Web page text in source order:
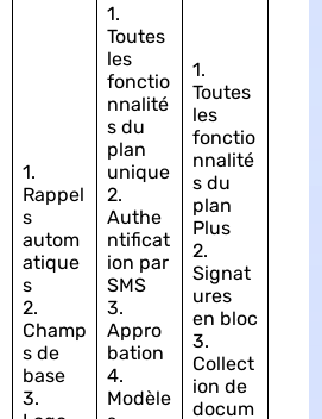
1.
Rappel
s
autom
atique
s
2.
Champ
s de
base
3.
1.
Toutes
les
fonctio
nnalité
s du
plan
unique
2.
Authe
ntificat
ion par
SMS
3.
Appro
bation
4.
Modèle
1.
Toutes
les
fonctio
nnalité
s du
plan
Plus
2.
Signat
ures
en bloc
3.
Collect
ion de
docum